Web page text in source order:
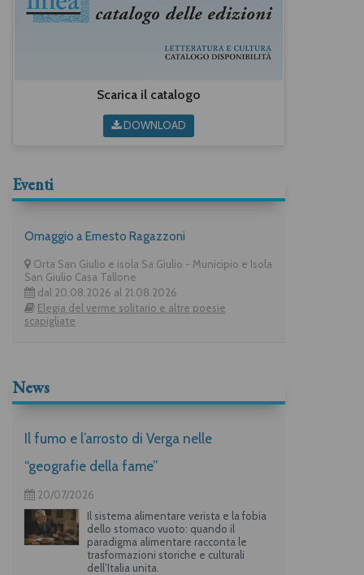
Scarica il catalogo
DOWNLOAD
Eventi
Omaggio a Ernesto Ragazzoni
Orta San Giulio e isola Sa Giulio - Municipio e Isola
San Giulio Casa Tallone
dal 20.08.2026 al 21.08.2026
Elegia del verme solitario e altre poesie
scapigliate
News
Il fumo e l’arrosto di Verga nelle
“geografie della fame”
20/07/2026
Il sistema alimentare verista e la fobia
dello stomaco vuoto: quando il
paradigma alimentare racconta le
trasformazioni storiche e culturali
dell’Italia unita.